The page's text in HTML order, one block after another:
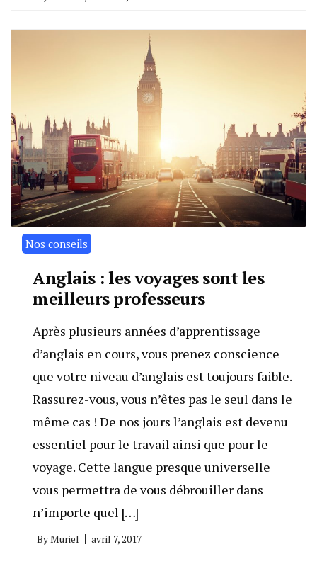
Nos conseils
Anglais : les voyages sont les
meilleurs professeurs
Après plusieurs années d’apprentissage
d’anglais en cours, vous prenez conscience
que votre niveau d’anglais est toujours faible.
Rassurez-vous, vous n’êtes pas le seul dans le
même cas ! De nos jours l’anglais est devenu
essentiel pour le travail ainsi que pour le
voyage. Cette langue presque universelle
vous permettra de vous débrouiller dans
n’importe quel […]
ByMuriel avril 7, 2017